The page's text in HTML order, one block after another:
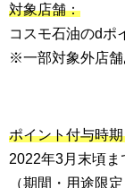
対象店舗：
コスモ石油のdポ
※一部対象外店舗
ポイント付与時
2022年3月末頃ま
（期間・用途限